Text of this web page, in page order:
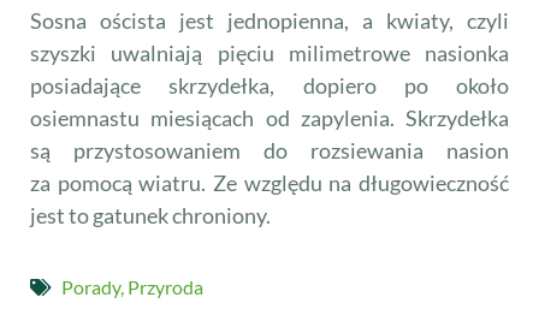
Sosna oścista jest jednopienna, a kwiaty, czyli
szyszki uwalniają pięciu milimetrowe nasionka
posiadające skrzydełka, dopiero po około
osiemnastu miesiącach od zapylenia. Skrzydełka
są przystosowaniem do rozsiewania nasion
za pomocą wiatru. Ze względu na długowieczność
jest to gatunek chroniony.
Porady, Przyroda